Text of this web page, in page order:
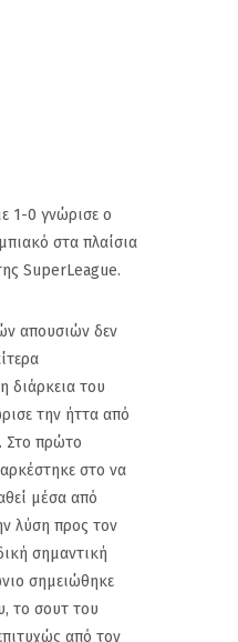
1-0 γνώρισε ο
στα πλαίσια
SuperLeague.
απουσιών δεν
διάρκεια του
την ήττα από
Στο πρώτο
στο να
μέσα από
λύση προς τον
σημαντική
σημειώθηκε
το σουτ του
από τον